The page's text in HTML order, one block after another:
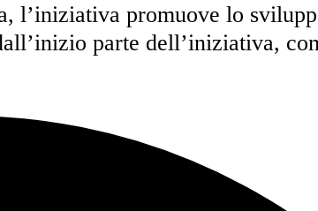
l’iniziativa promuove lo
parte dell’iniziativa,